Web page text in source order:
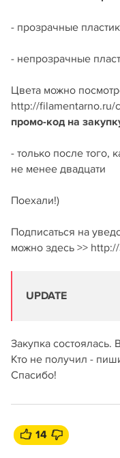
- прозрачные
- непрозрачные
Цвета можно
http://filamentarno.ru/
промо-код на
- только после того,
не менее двадцати
Поехали!)
Подписаться на
можно здесь >>
UPDATE
Закупка
Кто не получил -
Спасибо!
14